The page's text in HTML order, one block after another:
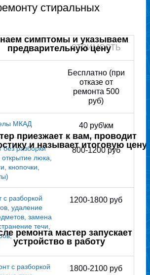
симптомы и указываем
предварительную цену
приезжает к вам, проводит
и называет итоговую цену
ремонта мастер запускает
устройство в работу
стиральных
СТОИМОСТЬ
Бесплатно (при
отказе от
ремонта 500
руб)
МКАД 40 руб\км
разборки
люка,
кнопочки,
800-1200 руб
разборкой
удаление
замена
течи,
1200-1800 руб
с разборкой
1800-2100 руб